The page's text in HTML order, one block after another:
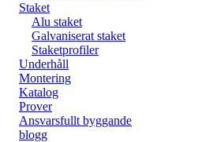
Staket
Alu staket
Galvaniserat staket
Staketprofiler
Underhåll
Montering
Katalog
Prover
Ansvarsfullt byggande
blogg